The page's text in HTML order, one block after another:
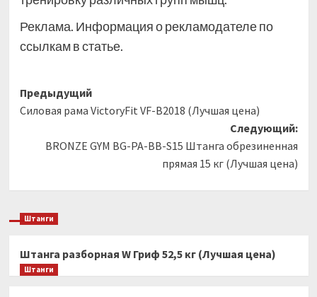
Реклама. Информация о рекламодателе по
ссылкам в статье.
Навигация
записи
Предыдущий
Силовая рама VictoryFit VF-B2018 (Лучшая цена)
Следующий:
BRONZE GYM BG-PA-BB-S15 Штанга обрезиненная
прямая 15 кг (Лучшая цена)
Штанги
Штанга разборная W Гриф 52,5 кг (Лучшая цена)
Штанги